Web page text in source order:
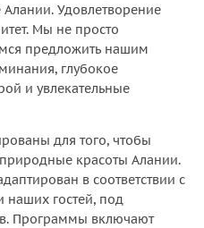
Алании. Удовлетворение
Мы не просто
предложить нашим
глубокое
и увлекательные
для того, чтобы
красоты Алании.
в соответствии с
наших гостей, под
Программы включают